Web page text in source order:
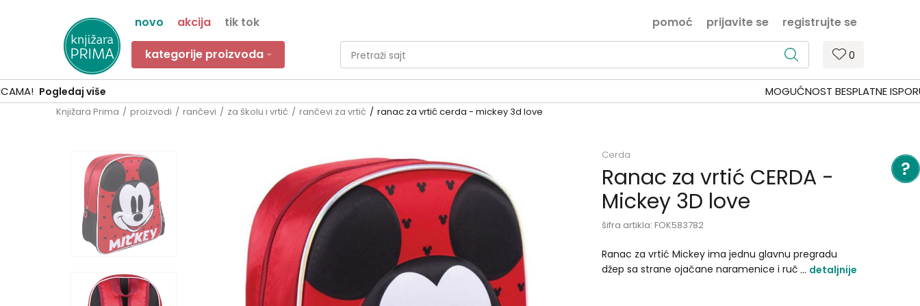
novo akcija tik tok prijavite se registrujte se
pomoć
kategorije proizvoda 0
Pretraži sajt
Knjižara Prima proizvodi rančevi za školu i vrtić rančevi za vrtić ranac za vrtić cerda - mickey 3d love
Cerda
Ranac za vrtić CERDA -
Mickey 3D love
šifra artikla: FOK583782
Ranac za vrtić Mickey ima jednu glavnu pregradu
džep sa strane ojačane naramenice i ručku zadetaljnije